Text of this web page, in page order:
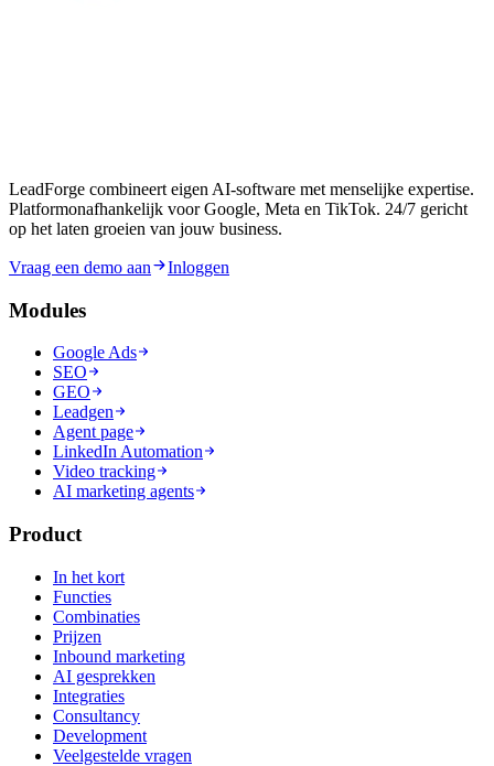
LeadForge combineert eigen AI-software met menselijke expertise.
Platformonafhankelijk voor Google, Meta en TikTok. 24/7 gericht
op het laten groeien van jouw business.
Vraag een demo aan Inloggen
Modules
Google Ads
SEO
GEO
Leadgen
Agent page
LinkedIn Automation
Video tracking
AI marketing agents
Product
In het kort
Functies
Combinaties
Prijzen
Inbound marketing
AI gesprekken
Integraties
Consultancy
Development
Veelgestelde vragen